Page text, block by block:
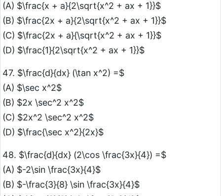
(A) $\frac{x + a}{2\sqrt{x^2 + ax + 1}}$
(B) $\frac{2x + a}{2\sqrt{x^2 + ax + 1}}$
(C) $\frac{2x + a}{\sqrt{x^2 + ax + 1}}$
(D) $\frac{1}{2\sqrt{x^2 + ax + 1}}$
47. $\frac{d}{dx} (\tan x^2) =$
(A) $\sec x^2$
(B) $2x \sec^2 x^2$
(C) $2x^2 \sec^2 x^2$
(D) $\frac{\sec x^2}{2x}$
48. $\frac{d}{dx} (2\cos \frac{3x}{4}) =$
(A) $-2\sin \frac{3x}{4}$
(B) $-\frac{3}{8} \sin \frac{3x}{4}$